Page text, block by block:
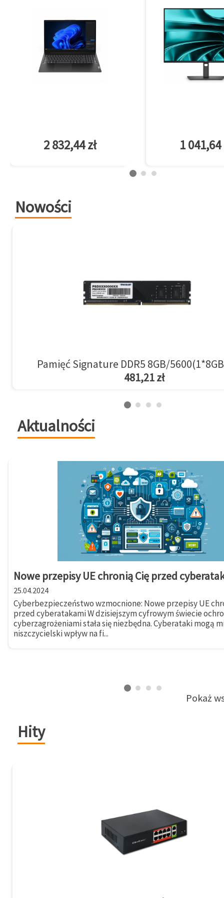
2 832,44 zł 1 041,64
Nowości
Pamięć Signature DDR5 8GB/
481,21 zł
Aktualności
Nowe przepisy UE chronią Cię przed
25.04.2024
Cyberbezpieczeństwo wzmocnione: Nowe przepisy UE
przed cyberatakami W dzisiejszym cyfrowym świecie
cyberzagrożeniami stała się niezbędna. Cyberataki mogą
niszczycielski wpływ na fi...
Pokaż
Hity